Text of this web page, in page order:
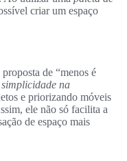
criar um espaço
de “menos é
simplicidade na
e priorizando móveis
ele não só facilita a
de espaço mais